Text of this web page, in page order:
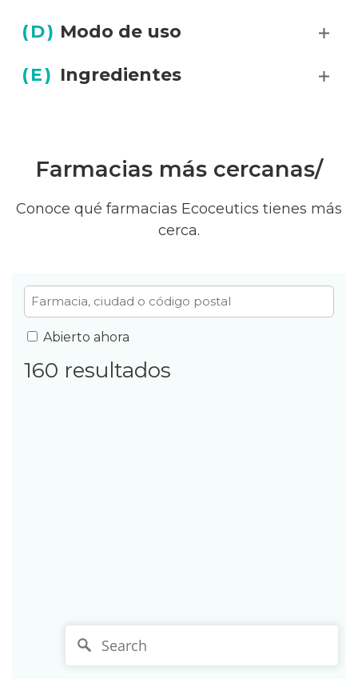
(D) Modo de uso
(E) Ingredientes
Farmacias más cercanas/
Conoce qué farmacias Ecoceutics tienes más
cerca.
Filtrar
lista
Abierto ahora
160 resultados